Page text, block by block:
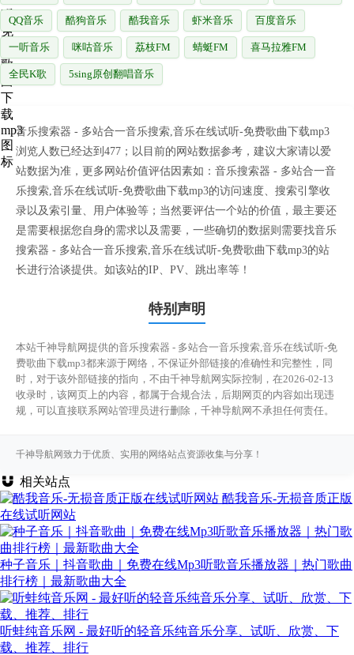
QQ音乐 酷狗音乐 酷我音乐 虾米音乐 百度音乐
一听音乐 咪咕音乐 荔枝FM 蜻蜓FM 喜马拉雅FM
全民K歌 5sing原创翻唱音乐
音乐搜索器 - 多站合一音乐搜索,音乐在线试听-免费歌曲下载mp3
浏览人数已经达到477；以目前的网站数据参考，建议大家请以爱
站数据为准，更多网站价值评估因素如：音乐搜索器 - 多站合一音
乐搜索,音乐在线试听-免费歌曲下载mp3的访问速度、搜索引擎收
录以及索引量、用户体验等；当然要评估一个站的价值，最主要还
是需要根据您自身的需求以及需要，一些确切的数据则需要找音乐
搜索器 - 多站合一音乐搜索,音乐在线试听-免费歌曲下载mp3的站
长进行洽谈提供。如该站的IP、PV、跳出率等！
特别声明
本站千神导航网提供的音乐搜索器 - 多站合一音乐搜索,音乐在线试听-免
费歌曲下载mp3都来源于网络，不保证外部链接的准确性和完整性，同
时，对于该外部链接的指向，不由千神导航网实际控制，在2026-02-13
收录时，该网页上的内容，都属于合规合法，后期网页的内容如出现违
规，可以直接联系网站管理员进行删除，千神导航网不承担任何责任。
千神导航网致力于优质、实用的网络站点资源收集与分享！
相关站点
酷我音乐-无损音质正版
在线试听网站
种子音乐｜抖音歌曲｜免费在线Mp3听歌音乐播放器｜热门歌曲
排行榜｜最新歌曲大全
听蛙纯音乐网 - 最好听的轻音乐纯音乐分享、试听、欣赏、下
载、推荐、排行